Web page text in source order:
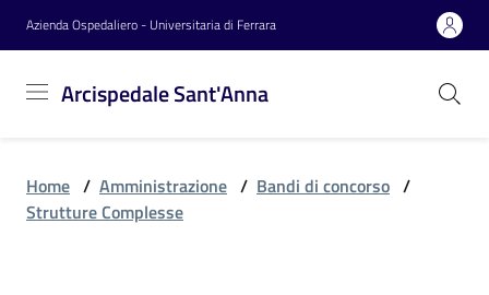
Vai al contenuto
Vai alla navigazione
Vai al footer
Azienda Ospedaliero - Universitaria di Ferrara
Arcispedale Sant'Anna
Sant'Anna
Azienda
Home / Amministrazione / Bandi di concorso /
Strutture Complesse